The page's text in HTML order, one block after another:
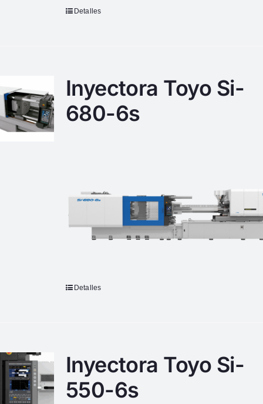
Detalles
Inyectora Toyo Si-
680-6s
Detalles
Inyectora Toyo Si-
550-6s